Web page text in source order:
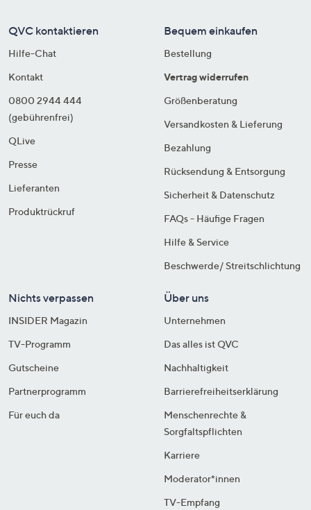
QVC kontaktieren
Hilfe-Chat
Kontakt
0800 2944 444
(gebührenfrei)
QLive
Presse
Lieferanten
Produktrückruf
Bequem einkaufen
Bestellung
Vertrag widerrufen
Größenberatung
Versandkosten & Lieferung
Bezahlung
Rücksendung & Entsorgung
Sicherheit & Datenschutz
FAQs - Häufige Fragen
Hilfe & Service
Beschwerde/ Streitschlichtung
Nichts verpassen
INSIDER Magazin
TV-Programm
Gutscheine
Partnerprogramm
Für euch da
Über uns
Unternehmen
Das alles ist QVC
Nachhaltigkeit
Barrierefreiheitserklärung
Menschenrechte &
Sorgfaltspflichten
Karriere
Moderator*innen
TV-Empfang